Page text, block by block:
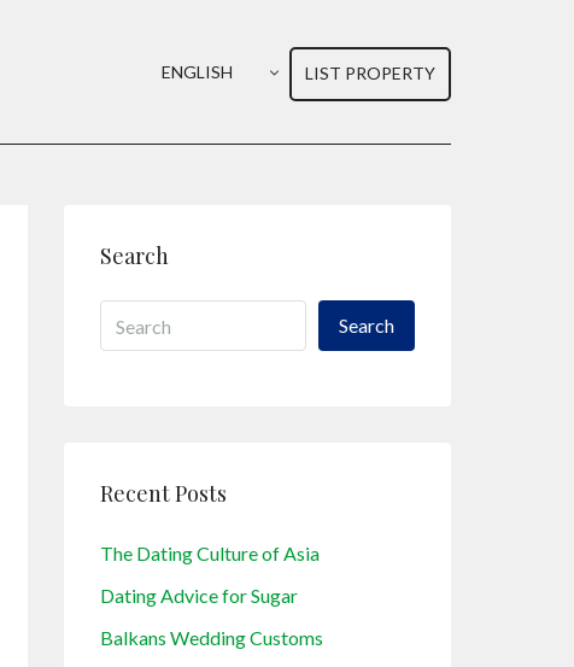
ENGLISH LIST PROPERTY
Search
Search
Recent Posts
The Dating Culture of Asia
Dating Advice for Sugar
Balkans Wedding Customs